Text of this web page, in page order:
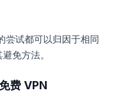
尝试都可以归因于相同
免方法。
费 VPN